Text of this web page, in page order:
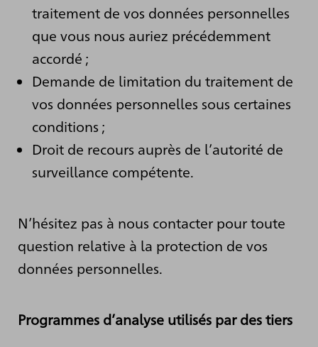
traitement de vos données personnelles
que vous nous auriez précédemment
accordé ;
Demande de limitation du traitement de
vos données personnelles sous certaines
conditions ;
Droit de recours auprès de l’autorité de
surveillance compétente.
N’hésitez pas à nous contacter pour toute
question relative à la protection de vos
données personnelles.
Programmes d’analyse utilisés par des tiers